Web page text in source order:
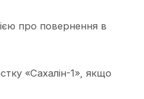
про повернення в
«Сахалін-1», якщо